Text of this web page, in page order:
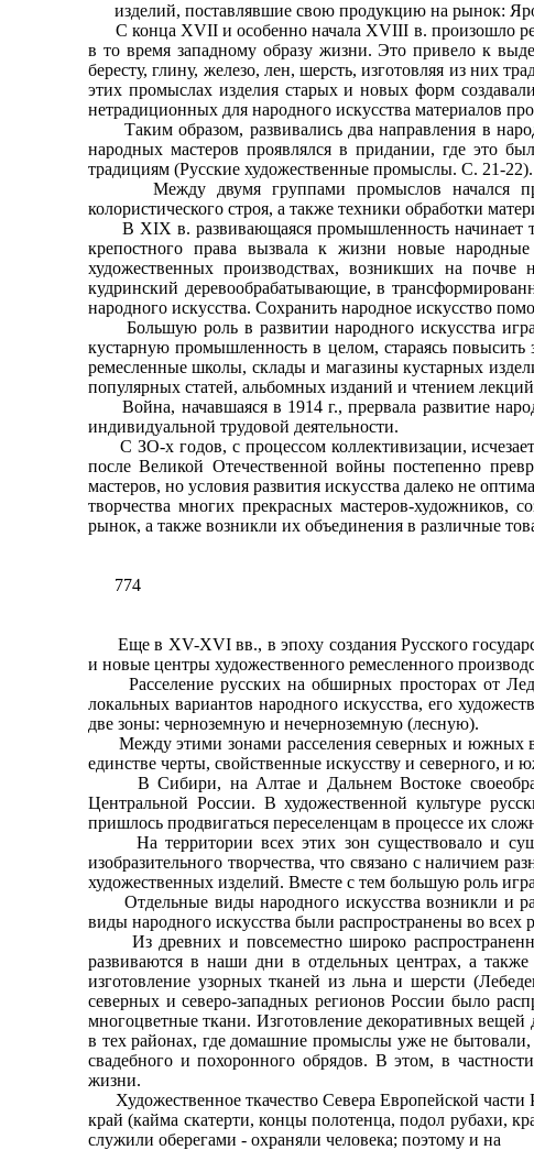
изделий, поставлявшие свою продукцию на рынок:
С конца XVII и особенно начала XVIII в. произошло
в то время западному образу жизни. Это привело к
бересту, глину, железо, лен, шерсть, изготовляя из них
этих промыслах изделия старых и новых форм
нетрадиционных для народного искусства материалов
Таким образом, развивались два направления в
народных мастеров проявлялся в придании, где это
традициям (Русские художественные промыслы. С. 21-22).
Между двумя группами промыслов начался
колористического строя, а также техники обработки
В XIX в. развивающаяся промышленность начинает
крепостного права вызвала к жизни новые народные
художественных производствах, возникших на
кудринский деревообрабатывающие, в
народного искусства. Сохранить народное искусство
Большую роль в развитии народного искусства
кустарную промышленность в целом, стараясь повысить
ремесленные школы, склады и магазины кустарных
популярных статей, альбомных изданий и чтением
Война, начавшаяся в 1914 г., прервала развитие
индивидуальной трудовой деятельности.
С ЗО-х годов, с процессом коллективизации, исчезает
после Великой Отечественной войны постепенно
мастеров, но условия развития искусства далеко не
творчества многих прекрасных мастеров-художников,
рынок, а также возникли их объединения в различные
774
Еще в XV-XVI вв., в эпоху создания Русского
и новые центры художественного ремесленного
Расселение русских на обширных просторах от
локальных вариантов народного искусства, его
две зоны: черноземную и нечерноземную (лесную).
Между этими зонами расселения северных и южных
единстве черты, свойственные искусству и северного, и
В Сибири, на Алтае и Дальнем Востоке
Центральной России. В художественной культуре
пришлось продвигаться переселенцам в процессе их
На территории всех этих зон существовало и
изобразительного творчества, что связано с наличием
художественных изделий. Вместе с тем большую роль
Отдельные виды народного искусства возникли и
виды народного искусства были распространены во
Из древних и повсеместно широко
развиваются в наши дни в отдельных центрах, а
изготовление узорных тканей из льна и шерсти
северных и северо-западных регионов России было
многоцветные ткани. Изготовление декоративных
в тех районах, где домашние промыслы уже не
свадебного и похоронного обрядов. В этом, в
жизни.
Художественное ткачество Севера Европейской части
край (кайма скатерти, концы полотенца, подол рубахи,
служили оберегами - охраняли человека; поэтому и на